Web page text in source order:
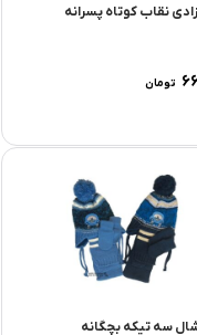
نقاب کوتاه پسرانه
تومان
سه تیکه بچگانه